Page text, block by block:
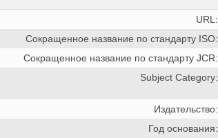
URL:
Сокращенное название по стандарту ISO:
Сокращенное название по стандарту JCR:
Subject Category:
Издательство:
Год основания: